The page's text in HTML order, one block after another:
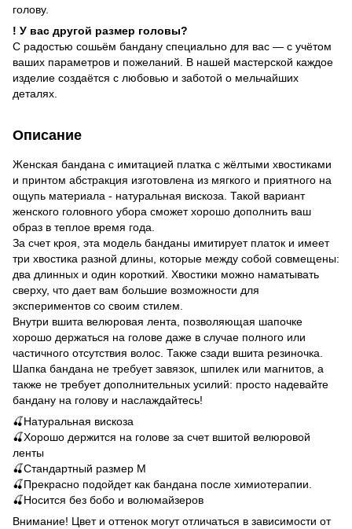
голову.
! У вас другой размер головы?
С радостью сошьём бандану специально для вас — с учётом
ваших параметров и пожеланий. В нашей мастерской каждое
изделие создаётся с любовью и заботой о мельчайших
деталях.
Описание
Женская бандана с имитацией платка с жёлтыми хвостиками
и принтом абстракция изготовлена из мягкого и приятного на
ощупь материала - натуральная вискоза. Такой вариант
женского головного убора сможет хорошо дополнить ваш
образ в теплое время года.
За счет кроя, эта модель банданы имитирует платок и имеет
три хвостика разной длины, которые между собой совмещены:
два длинных и один короткий. Хвостики можно наматывать
сверху, что дает вам большие возможности для
экспериментов со своим стилем.
Внутри вшита велюровая лента, позволяющая шапочке
хорошо держаться на голове даже в случае полного или
частичного отсутствия волос. Также сзади вшита резиночка.
Шапка бандана не требует завязок, шпилек или магнитов, а
также не требует дополнительных усилий: просто надевайте
бандану на голову и наслаждайтесь!
🍒Натуральная вискоза
🍒Хорошо держится на голове за счет вшитой велюровой
ленты
🍒Стандартный размер M
🍒Прекрасно подойдет как бандана после химиотерапии.
🍒Носится без бобо и волюмайзеров
Внимание! Цвет и оттенок могут отличаться в зависимости от